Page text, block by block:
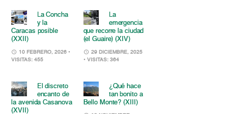
La Concha
y la
Caracas posible
(XXII)
10 FEBRERO, 2026 •
VISITAS: 455
La
emergencia
que recorre la ciudad
(el Guaire) (XIV)
29 DICIEMBRE, 2025
• VISITAS: 364
El discreto
encanto de
la avenida Casanova
(XVII)
¿Qué hace
tan bonito a
Bello Monte? (XIII)